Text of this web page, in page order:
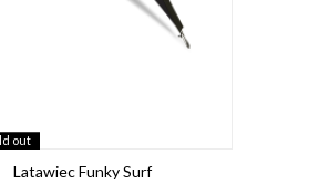
out
Latawiec Funky Surf